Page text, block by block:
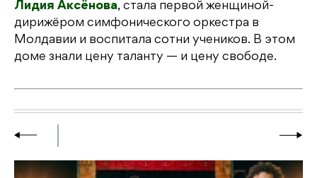
Лидия Аксёнова, стала первой женщиной-
дирижёром симфонического оркестра в
Молдавии и воспитала сотни учеников. В этом
доме знали цену таланту — и цену свободе.